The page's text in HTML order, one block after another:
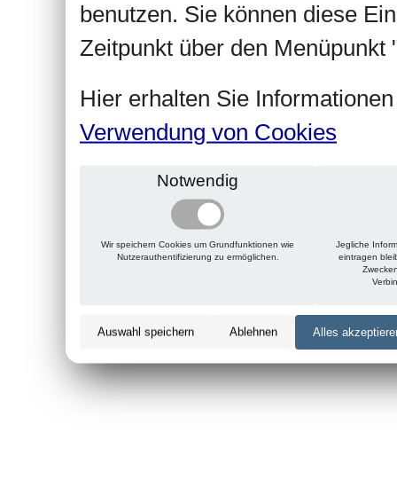
benutzen. Sie können diese
Zeitpunkt über den Menüpunkt
Hier erhalten Sie
Verwendung von Cookies
Notwendig
Wir speichern Cookies um Grundfunktionen wie
Nutzerauthentifizierung zu ermöglichen.
Jegliche
eintragen
Auswahl speichern Ablehnen Alles